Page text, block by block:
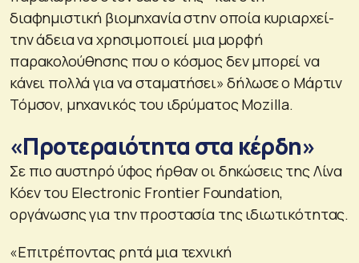
διαφημιστική βιομηχανία στην οποία κυριαρχεί-
την άδεια να χρησιμοποιεί μια μορφή
παρακολούθησης που ο κόσμος δεν μπορεί να
κάνει πολλά για να σταματήσει» δήλωσε ο Μάρτιν
Τόμσον, μηχανικός του ιδρύματος Mozilla.
«Προτεραιότητα στα κέρδη»
Σε πιο αυστηρό ύφος ήρθαν οι δηκώσεις της Λίνα
Κόεν του Electronic Frontier Foundation,
οργάνωσης για την προστασία της ιδιωτικότητας.
«Επιτρέποντας ρητά μια τεχνική